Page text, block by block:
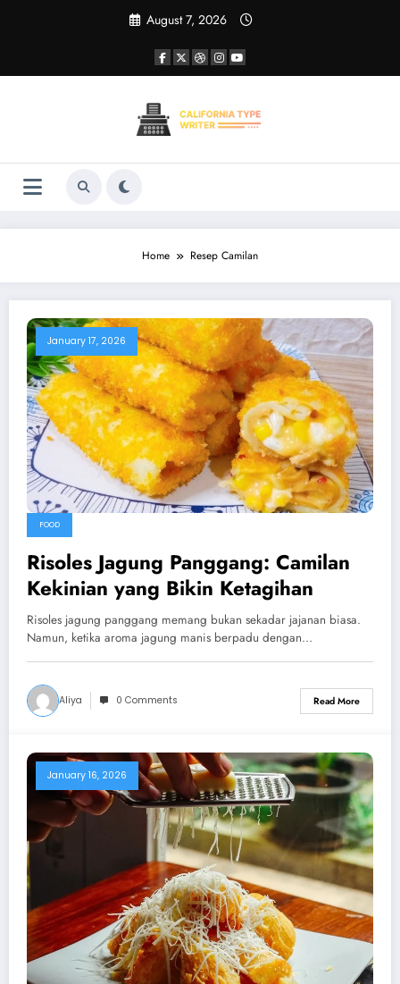
August 7, 2026
Home Resep Camilan
January 17, 2026
FOOD
Risoles Jagung Panggang: Camilan
Kekinian yang Bikin Ketagihan
Risoles jagung panggang memang bukan sekadar jajanan biasa.
Namun, ketika aroma jagung manis berpadu dengan…
Aliya 0 Comments Read More
January 16, 2026